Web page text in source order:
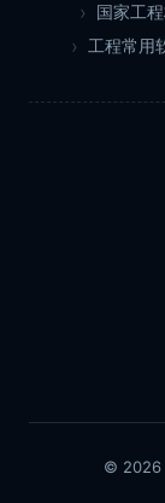
国家工
工程常用
© 2026